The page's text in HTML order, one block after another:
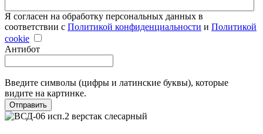
Я согласен на обработку персональных данных в
соответствии с Политикой конфиденциальности и Политикой
cookie
Антибот
Введите символы (цифры и латинские буквы), которые
видите на картинке.
Отправить